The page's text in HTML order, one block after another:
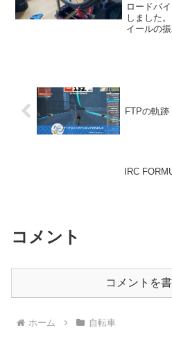
ロードバ
しました
イールの
FTPの軌跡
IRC
コメント
コメントを
ホーム 自転車